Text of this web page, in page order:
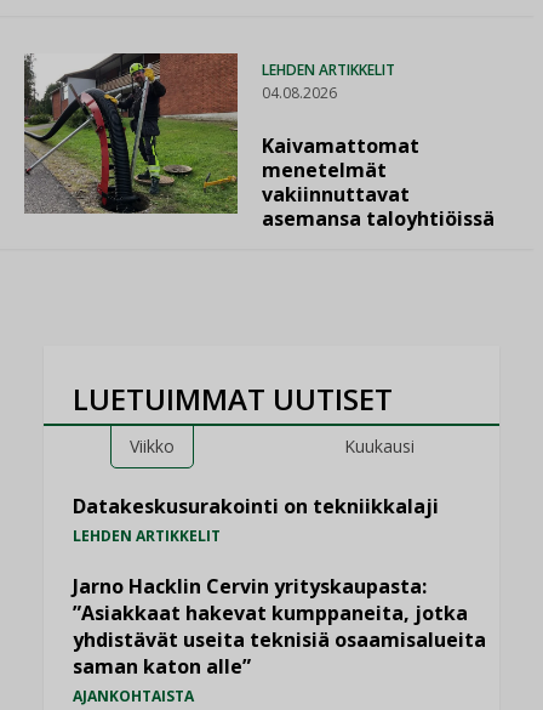
LEHDEN ARTIKKELIT
04.08.2026
Kaivamattomat
menetelmät
vakiinnuttavat
asemansa taloyhtiöissä
LUETUIMMAT UUTISET
Viikko Kuukausi
Datakeskusurakointi on tekniikkalaji
LEHDEN ARTIKKELIT
Jarno Hacklin Cervin yrityskaupasta:
”Asiakkaat hakevat kumppaneita, jotka
yhdistävät useita teknisiä osaamisalueita
saman katon alle”
AJANKOHTAISTA